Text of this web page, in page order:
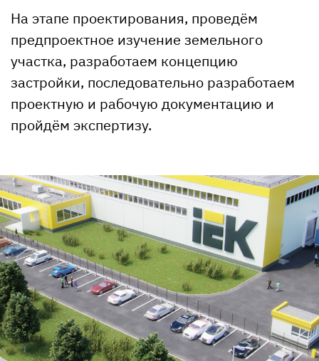
На этапе проектирования, проведём
предпроектное изучение земельного
участка, разработаем концепцию
застройки, последовательно разработаем
проектную и рабочую документацию и
пройдём экспертизу.